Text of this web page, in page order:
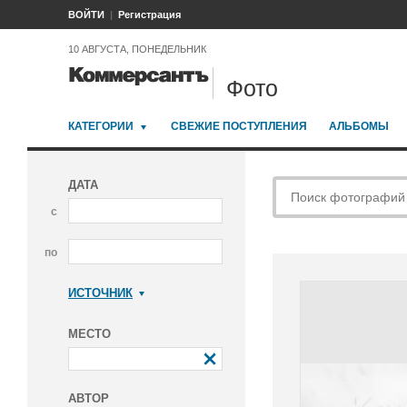
ВОЙТИ Регистрация
10 АВГУСТА, ПОНЕДЕЛЬНИК
Фото
КАТЕГОРИИ СВЕЖИЕ ПОСТУПЛЕНИЯ АЛЬБОМЫ
ДАТА
с
по
ИСТОЧНИК
МЕСТО
АВТОР